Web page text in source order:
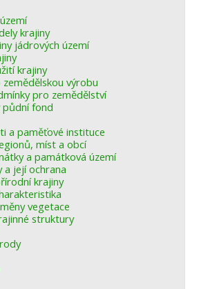
krajiny
jádrových území
krajiny
výrobu
pro zemědělství
půdní fond
a paměťové instituce
míst a obcí
a památková území
a její ochrana
krajiny
vegetace
struktury